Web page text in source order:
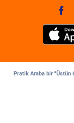
Pratik Araba bir "Üstün